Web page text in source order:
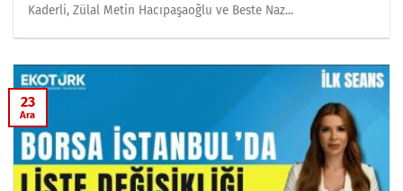
Kaderli, Zülal Metin Hacıpaşaoğlu ve Beste Naz...
23
Ara